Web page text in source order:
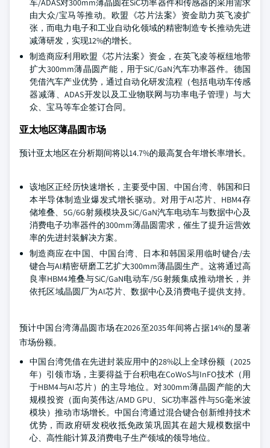
车/ADAS对300mm薄晶圆在SiC功率器件和传感器的采用需求
由大众/宝马等推动。欧盟《芯片法案》资金助力英飞凌扩
张，而电力电子和工业自动化领域的精密制造专长推动先进
减薄研发，实现12%的增长。
制造商应利用欧盟《芯片法案》资金，在英飞凌等枢纽地带
扩大300mm薄晶圆产能，用于SiC/GaN汽车功率器件。德国
凭借汽车产业优势，通过自动化研发流程（包括电动车传感
器减薄、ADAS开发以及工业物联网与功率电子管理）与大
众、宝马等车企签订合同。
亚太地区薄晶圆市场
预计亚太地区在分析期间将以14.7%的最高复合年增长率增长。
该地区正经历快速增长，主要受中国、中国台湾、韩国和日
本半导体制造业爆发式增长驱动。对用于AI芯片、HBM4存
储堆叠、5G/6G射频模块及SiC/GaN汽车电动车与数据中心及
消费电子功率器件的300mm薄晶圆需求，催生了提升运营效
率的先进封装解决方案。
制造商应在中国、中国台湾、日本和韩国采用临时键合/去
键合与AI精密研磨工艺扩大300mm薄晶圆生产。这将通过高
良率HBM4堆叠与SiC/GaN电动车/5G射频集成推动增长，并
依托区域晶圆厂为AI芯片、数据中心及消费电子提供支持。
预计中国台湾薄晶圆市场在2026至2035年间将占据14%的显著
市场份额。
中国台湾凭借在先进封装应用中的28%以上全球份额（2025
年）引领市场，主要得益于台积电在CoWoS与InFO技术（用
于HBM4与AI芯片）的主导地位。对300mm薄晶圆产能的大
规模投资（面向英伟达/AMD GPU、SiC功率器件与5G毫米波
模块）推动市场增长。中国台湾通过混合键合创新维持技术
优势，而政府研发税收抵免政策巩固其在超大规模数据中
心、高性能计算及消费电子生产领域的领导地位。